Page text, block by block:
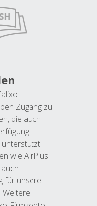
Zugang zu
die auch
unterstützt
wie AirPlus.
für unsere
Weitere